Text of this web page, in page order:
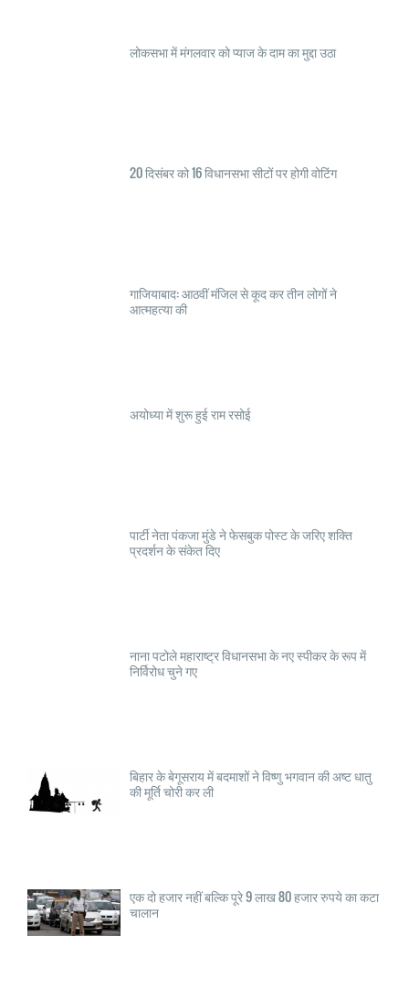
लोकसभा में मंगलवार को प्याज के दाम का मुद्दा उठा
20 दिसंबर को 16 विधानसभा सीटों पर होगी वोटिंग
गाजियाबाद: आठवीं मंजिल से कूद कर तीन लोगों ने
आत्महत्या की
अयोध्या में शुरू हुई राम रसोई
पार्टी नेता पंकजा मुंडे ने फेसबुक पोस्ट के जरिए शक्ति
प्रदर्शन के संकेत दिए
नाना पटोले महाराष्ट्र विधानसभा के नए स्पीकर के रूप में
निर्विरोध चुने गए
बिहार के बेगूसराय में बदमाशों ने विष्णु भगवान की अष्ट धातु
की मूर्ति चोरी कर ली
एक दो हजार नहीं बल्कि पूरे 9 लाख 80 हजार रुपये का कटा
चालान